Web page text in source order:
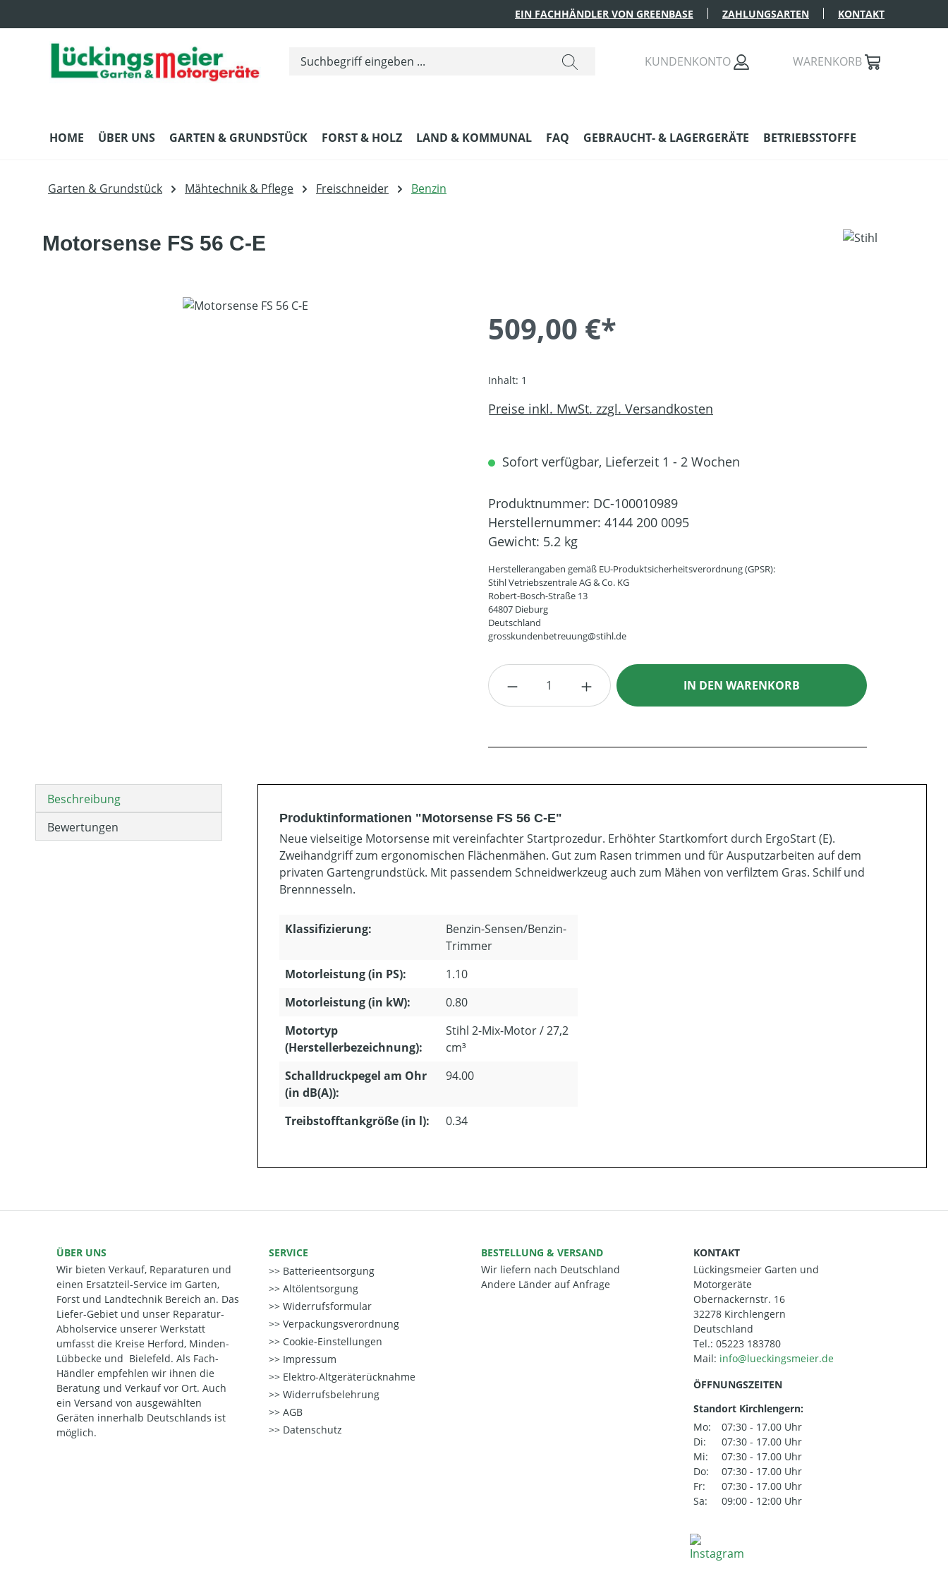
EIN FACHHÄNDLER VON GREENBASE ZAHLUNGSARTEN KONTAKT
KUNDENKONTO WARENKORB
HOME ÜBER UNS GARTEN & GRUNDSTÜCK FORST & HOLZ LAND & KOMMUNAL FAQ GEBRAUCHT- & LAGERGERÄTE BETRIEBSSTOFFE
Garten & Grundstück Mähtechnik & Pflege Freischneider Benzin
Motorsense FS 56 C-E
509,00 €*
Inhalt: 1
Preise inkl. MwSt. zzgl. Versandkosten
Sofort verfügbar, Lieferzeit 1 - 2 Wochen
Produktnummer: DC-100010989
Herstellernummer: 4144 200 0095
Gewicht: 5.2 kg
Herstellerangaben gemäß EU-Produktsicherheitsverordnung (GPSR):
Stihl Vetriebszentrale AG & Co. KG
Robert-Bosch-Straße 13
64807 Dieburg
Deutschland
grosskundenbetreuung@stihl.de
Produkt Anzahl: Gib den gewünschten Wert ein oder
IN DEN WARENKORB
Beschreibung
Bewertungen
Produktinformationen "Motorsense FS 56 C-E"
Neue vielseitige Motorsense mit vereinfachter Startprozedur. Erhöhter Startkomfort durch ErgoStart (E).
Zweihandgriff zum ergonomischen Flächenmähen. Gut zum Rasen trimmen und für Ausputzarbeiten auf dem
privaten Gartengrundstück. Mit passendem Schneidwerkzeug auch zum Mähen von verfilztem Gras. Schilf und
Brennnesseln.
Klassifizierung:
Benzin-Sensen/Benzin-
Trimmer
Motorleistung (in PS):
1.10
Motorleistung (in kW):
0.80
Motortyp
(Herstellerbezeichnung):
Stihl 2-Mix-Motor / 27,2
cm³
Schalldruckpegel am Ohr
(in dB(A)):
94.00
Treibstofftankgröße (in l): 0.34
ÜBER UNS
Wir bieten Verkauf, Reparaturen und
einen Ersatzteil-Service im Garten,
Forst und Landtechnik Bereich an. Das
Liefer-Gebiet und unser Reparatur-
Abholservice unserer Werkstatt
umfasst die Kreise Herford, Minden-
Lübbecke und Bielefeld. Als Fach-
Händler empfehlen wir ihnen die
Beratung und Verkauf vor Ort. Auch
ein Versand von ausgewählten
Geräten innerhalb Deutschlands ist
möglich.
SERVICE
Batterieentsorgung
Altölentsorgung
Widerrufsformular
Verpackungsverordnung
Cookie-Einstellungen
Impressum
Elektro-Altgeräterücknahme
Widerrufsbelehrung
AGB
Datenschutz
BESTELLUNG & VERSAND
Wir liefern nach Deutschland
Andere Länder auf Anfrage
KONTAKT
Lückingsmeier Garten und
Motorgeräte
Obernackernstr. 16
32278 Kirchlengern
Deutschland
Tel.: 05223 183780
Mail:
ÖFFNUNGSZEITEN
Standort Kirchlengern:
Mo:
07:30 - 17.00 Uhr
Di:
07:30 - 17.00 Uhr
Mi:
07:30 - 17.00 Uhr
Do:
07:30 - 17.00 Uhr
Fr:
07:30 - 17.00 Uhr
Sa:
09:00 - 12:00 Uhr